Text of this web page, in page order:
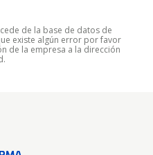
de la base de datos de
existe algún error por favor
de la empresa a la dirección